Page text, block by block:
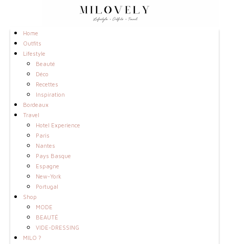
Home
Outfits
Lifestyle
Beauté
Déco
Recettes
Inspiration
Bordeaux
Travel
Hotel Experience
Paris
Nantes
Pays Basque
Espagne
New-York
Portugal
Shop
MODE
BEAUTÉ
VIDE-DRESSING
MILO ?